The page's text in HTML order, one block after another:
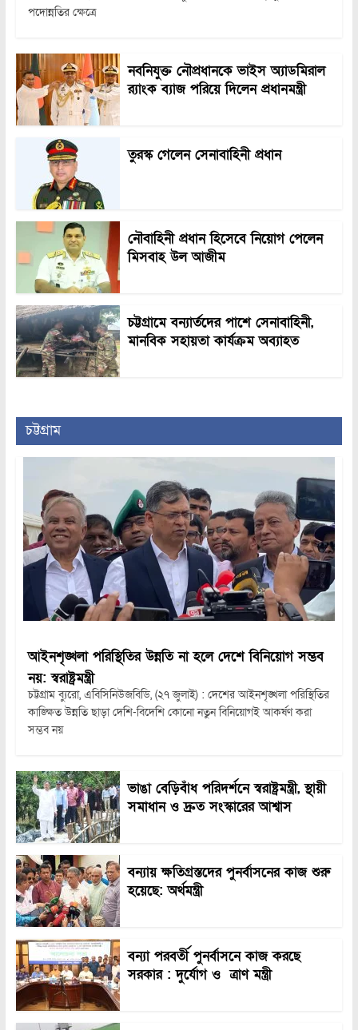
পদোন্নতির ক্ষেত্রে
নবনিযুক্ত নৌপ্রধানকে ভাইস অ্যাডমিরাল
র‍্যাংক ব্যাজ পরিয়ে দিলেন প্রধানমন্ত্রী
তুরস্ক গেলেন সেনাবাহিনী প্রধান
নৌবাহিনী প্রধান হিসেবে নিয়োগ পেলেন
মিসবাহ উল আজীম
চট্টগ্রামে বন্যার্তদের পাশে সেনাবাহিনী,
মানবিক সহায়তা কার্যক্রম অব্যাহত
চট্টগ্রাম
আইনশৃঙ্খলা পরিস্থিতির উন্নতি না হলে দেশে বিনিয়োগ সম্ভব
নয়: স্বরাষ্ট্রমন্ত্রী
চট্টগ্রাম ব্যুরো, এবিসিনিউজবিডি, (২৭ জুলাই) : দেশের আইনশৃঙ্খলা পরিস্থিতির
কাঙ্ক্ষিত উন্নতি ছাড়া দেশি-বিদেশি কোনো নতুন বিনিয়োগই আকর্ষণ করা
সম্ভব নয়
ভাঙা বেড়িবাঁধ পরিদর্শনে স্বরাষ্ট্রমন্ত্রী, স্থায়ী
সমাধান ও দ্রুত সংস্কারের আশ্বাস
বন্যায় ক্ষতিগ্রস্তদের পুনর্বাসনের কাজ শুরু
হয়েছে: অর্থমন্ত্রী
বন্যা পরবর্তী পুনর্বাসনে কাজ করছে
সরকার : দুর্যোগ ও ত্রাণ মন্ত্রী